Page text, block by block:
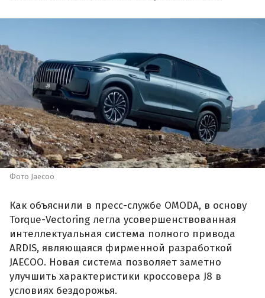
Фото Jaecoo
Как объяснили в пресс-службе OMODA, в основу
Torque-Vectoring легла усовершенствованная
интеллектуальная система полного привода
ARDIS, являющаяся фирменной разработкой
JAECOO. Новая система позволяет заметно
улучшить характеристики кроссовера J8 в
условиях бездорожья.